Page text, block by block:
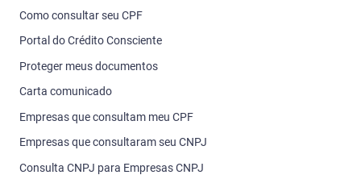
Como consultar seu CPF
Portal do Crédito Consciente
Proteger meus documentos
Carta comunicado
Empresas que consultam meu CPF
Empresas que consultaram seu CNPJ
Consulta CNPJ para Empresas CNPJ